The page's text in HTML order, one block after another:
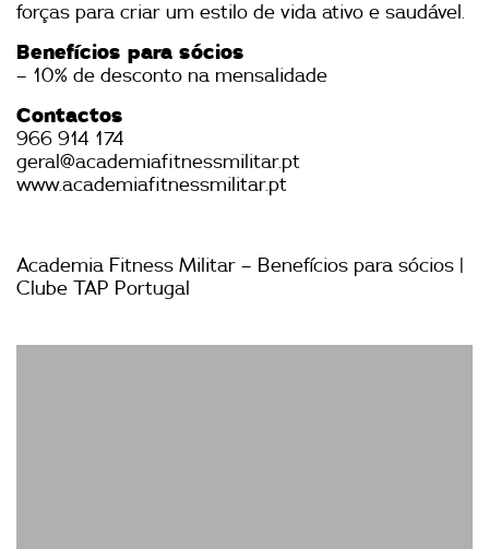
forças para criar um estilo de vida ativo e saudável.
Benefícios para sócios
– 10% de desconto na mensalidade
Contactos
966 914 174
geral@academiafitnessmilitar.pt
www.academiafitnessmilitar.pt
Academia Fitness Militar – Benefícios para sócios |
Clube TAP Portugal